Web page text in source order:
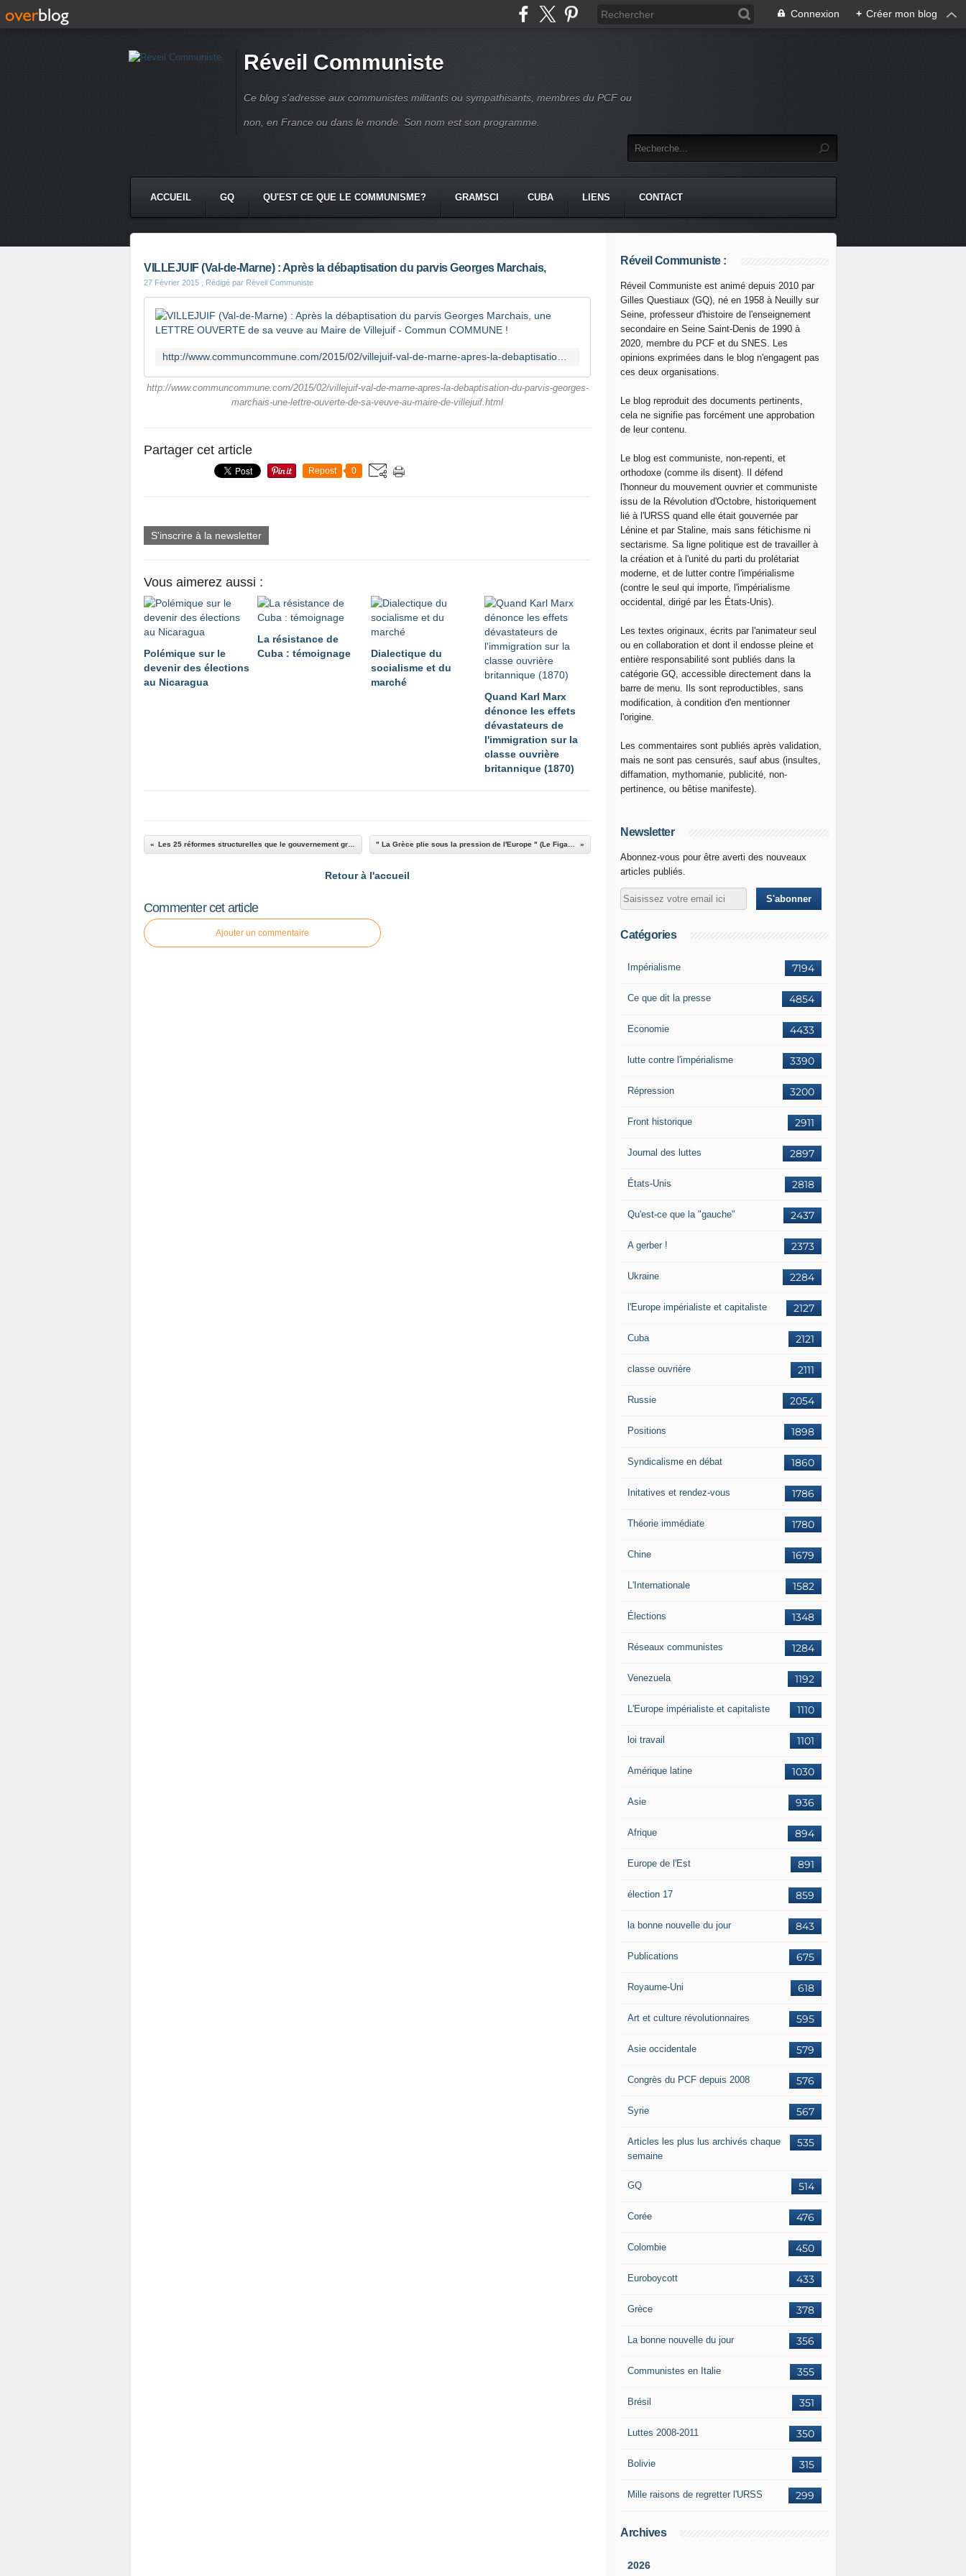
Connexion + Créer mon blog
Réveil Communiste
Ce blog s'adresse aux communistes militants ou sympathisants, membres du PCF ou
non, en France ou dans le monde. Son nom est son programme.
ACCUEIL GQ QU'EST CE QUE LE COMMUNISME? GRAMSCI CUBA LIENS CONTACT
VILLEJUIF (Val-de-Marne) : Après la débaptisation du parvis Georges Marchais,
27 Février 2015 , Rédigé par Réveil Communiste
VILLEJUIF (Val-de-Marne) : Après la débaptisation du parvis
http://www.communcommune.com/2015/02/villejuif-val-de-marne-apres-la-debaptisation-du-parvis-georges-
marchais-une-lettre-ouverte-de-sa-veuve-au-maire-de-villejuif.html
Partager cet article
Repost 0
S'inscrire à la newsletter
Vous aimerez aussi :
Polémique sur le
devenir des élections
au Nicaragua
La résistance de
Cuba : témoignage
Dialectique du
socialisme et du
marché
Quand Karl Marx
dénonce les effets
dévastateurs de
l'immigration sur la
classe ouvrière
britannique (1870)
Retour à l'accueil
Commenter cet article
Ajouter un commentaire
Réveil Communiste :
Réveil Communiste est animé depuis 2010 par
Gilles Questiaux (GQ), né en 1958 à Neuilly sur
Seine, professeur d'histoire de l'enseignement
secondaire en Seine Saint-Denis de 1990 à
2020, membre du PCF et du SNES. Les
opinions exprimées dans le blog n'engagent pas
ces deux organisations.
Le blog reproduit des documents pertinents,
cela ne signifie pas forcément une approbation
de leur contenu.
Le blog est communiste, non-repenti, et
orthodoxe (comme ils disent). Il défend
l'honneur du mouvement ouvrier et communiste
issu de la Révolution d'Octobre, historiquement
lié à l'URSS quand elle était gouvernée par
Lénine et par Staline, mais sans fétichisme ni
sectarisme. Sa ligne politique est de travailler à
la création et à l'unité du parti du prolétariat
moderne, et de lutter contre l'impérialisme
(contre le seul qui importe, l'impérialisme
occidental, dirigé par les États-Unis).
Les textes originaux, écrits par l'animateur seul
ou en collaboration et dont il endosse pleine et
entière responsabilité sont publiés dans la
catégorie GQ, accessible directement dans la
barre de menu. Ils sont reproductibles, sans
modification, à condition d'en mentionner
l'origine.
Les commentaires sont publiés après validation,
mais ne sont pas censurés, sauf abus (insultes,
diffamation, mythomanie, publicité, non-
pertinence, ou bêtise manifeste).
Newsletter
Abonnez-vous pour être averti des nouveaux
articles publiés.
Catégories
7194
Impérialisme
4854
Ce que dit la presse
4433
Economie
3390
lutte contre l'impérialisme
3200
Répression
2911
Front historique
2897
Journal des luttes
2818
États-Unis
2437
Qu'est-ce que la "gauche"
2373
A gerber !
2284
Ukraine
2127
l'Europe impérialiste et capitaliste
2121
Cuba
2111
classe ouvrière
2054
Russie
1898
Positions
1860
Syndicalisme en débat
1786
Initatives et rendez-vous
1780
Théorie immédiate
1679
Chine
1582
L'Internationale
1348
Élections
1284
Réseaux communistes
1192
Venezuela
1110
L'Europe impérialiste et capitaliste
1101
loi travail
1030
Amérique latine
936
Asie
894
Afrique
891
Europe de l'Est
859
élection 17
843
la bonne nouvelle du jour
675
Publications
618
Royaume-Uni
595
Art et culture révolutionnaires
579
Asie occidentale
576
Congrès du PCF depuis 2008
567
Syrie
535
Articles les plus lus archivés chaque
semaine
514
GQ
476
Corée
450
Colombie
433
Euroboycott
378
Grèce
356
La bonne nouvelle du jour
355
Communistes en Italie
351
Brésil
350
Luttes 2008-2011
315
Bolivie
299
Mille raisons de regretter l'URSS
Archives
2026